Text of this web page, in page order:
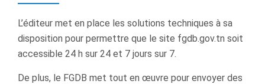
L’éditeur met en place les solutions techniques à sa
disposition pour permettre que le site fgdb.gov.tn soit
accessible 24 h sur 24 et 7 jours sur 7.
De plus, le FGDB met tout en œuvre pour envoyer des